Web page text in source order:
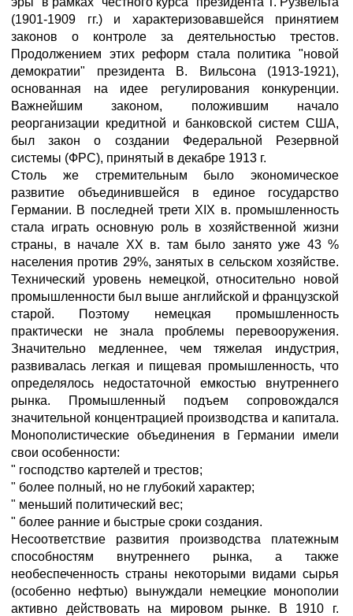
(1901-1909 гг.) и характеризовавшейся принятием
законов о контроле за деятельностью трестов.
Продолжением этих реформ стала политика "новой
демократии" президента В. Вильсона (1913-1921),
основанная на идее регулирования конкуренции.
Важнейшим законом, положившим начало
реорганизации кредитной и банковской систем США,
был закон о создании Федеральной Резервной
системы (ФРС), принятый в декабре 1913 г.
Столь же стремительным было экономическое
развитие объединившейся в единое государство
Германии. В последней трети XIX в. промышленность
стала играть основную роль в хозяйственной жизни
страны, в начале XX в. там было занято уже 43 %
населения против 29%, занятых в сельском хозяйстве.
Технический уровень немецкой, относительно новой
промышленности был выше английской и французской
старой. Поэтому немецкая промышленность
практически не знала проблемы перевооружения.
Значительно медленнее, чем тяжелая индустрия,
развивалась легкая и пищевая промышленность, что
определялось недостаточной емкостью внутреннего
рынка. Промышленный подъем сопровождался
значительной концентрацией производства и капитала.
Монополистические объединения в Германии имели
свои особенности:
" господство картелей и трестов;
" более полный, но не глубокий характер;
" меньший политический вес;
" более ранние и быстрые сроки создания.
Несоответствие развития производства платежным
способностям внутреннего рынка, а также
необеспеченность страны некоторыми видами сырья
(особенно нефтью) вынуждали немецкие монополии
активно действовать на мировом рынке. В 1910 г.